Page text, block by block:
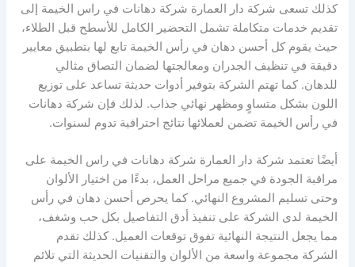
كذلك تسعى شركة دار العمارة شركة دهانات في راس الخيمة إلى
تقديم خدمات متكاملة تشمل التحضير الكامل للأسطح قبل الطلاء،
حيث يقوم كل أحسن دهان في رأس الخيمة تابع لها بتطبيق معايير
دقيقة في تنظيف الجدران ومعالجتها لضمان التصاق مثالي
للدهان. كما تهتم الشركة بتوفير أدوات حديثة تساعد على توزيع
اللون بشكل متساوٍ ومظهر نهائي جذاب. لذلك فإن شركة دهانات
في رأس الخيمة تضمن لعملائها نتائج احترافية تدوم لسنوات.
أيضًا تعتمد شركة دار العمارة شركة دهانات في راس الخيمة على
مراقبة الجودة في جميع مراحل العمل، بدءًا من اختيار الألوان
وحتى تسليم المشروع النهائي. كما يحرص أحسن دهان في رأس
الخيمة لدى الشركة على تنفيذ أدق التفاصيل بكل حب وشغف،
مما يجعل النتيجة النهائية تفوق توقعات العميل. كذلك تقدم
الشركة مجموعة واسعة من الألوان والتقنيات الحديثة التي تلائم